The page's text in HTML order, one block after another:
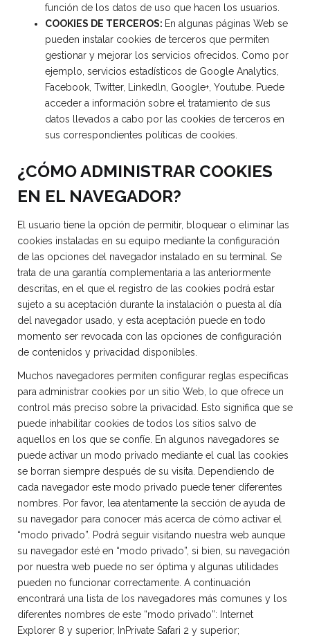
función de los datos de uso que hacen los usuarios.
COOKIES DE TERCEROS: En algunas páginas Web se
pueden instalar cookies de terceros que permiten
gestionar y mejorar los servicios ofrecidos. Como por
ejemplo, servicios estadísticos de Google Analytics,
Facebook, Twitter, Linkedln, Google+, Youtube. Puede
acceder a información sobre el tratamiento de sus
datos llevados a cabo por las cookies de terceros en
sus correspondientes políticas de cookies.
¿CÓMO ADMINISTRAR COOKIES
EN EL NAVEGADOR?
El usuario tiene la opción de permitir, bloquear o eliminar las
cookies instaladas en su equipo mediante la configuración
de las opciones del navegador instalado en su terminal. Se
trata de una garantía complementaria a las anteriormente
descritas, en el que el registro de las cookies podrá estar
sujeto a su aceptación durante la instalación o puesta al día
del navegador usado, y esta aceptación puede en todo
momento ser revocada con las opciones de configuración
de contenidos y privacidad disponibles.
Muchos navegadores permiten configurar reglas específicas
para administrar cookies por un sitio Web, lo que ofrece un
control más preciso sobre la privacidad. Esto significa que se
puede inhabilitar cookies de todos los sitios salvo de
aquellos en los que se confíe. En algunos navegadores se
puede activar un modo privado mediante el cual las cookies
se borran siempre después de su visita. Dependiendo de
cada navegador este modo privado puede tener diferentes
nombres. Por favor, lea atentamente la sección de ayuda de
su navegador para conocer más acerca de cómo activar el
“modo privado”. Podrá seguir visitando nuestra web aunque
su navegador esté en “modo privado”, si bien, su navegación
por nuestra web puede no ser óptima y algunas utilidades
pueden no funcionar correctamente. A continuación
encontrará una lista de los navegadores más comunes y los
diferentes nombres de este “modo privado”: Internet
Explorer 8 y superior; InPrivate Safari 2 y superior;